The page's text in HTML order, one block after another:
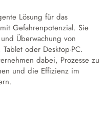
Lösung für das
Gefahrenpotenzial. Sie
Überwachung von
oder Desktop-PC.
dabei, Prozesse zu
und die Effizienz im